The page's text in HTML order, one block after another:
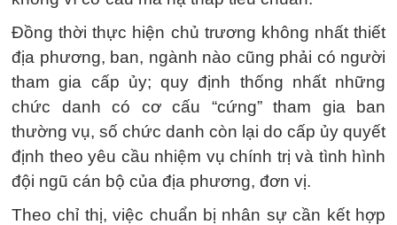
Đồng thời thực hiện chủ trương không nhất thiết
địa phương, ban, ngành nào cũng phải có người
tham gia cấp ủy; quy định thống nhất những
chức danh có cơ cấu “cứng” tham gia ban
thường vụ, số chức danh còn lại do cấp ủy quyết
định theo yêu cầu nhiệm vụ chính trị và tình hình
đội ngũ cán bộ của địa phương, đơn vị.
Theo chỉ thị, việc chuẩn bị nhân sự cần kết hợp